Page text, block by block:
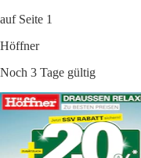
auf Seite 1
Höffner
Noch 3 Tage gültig